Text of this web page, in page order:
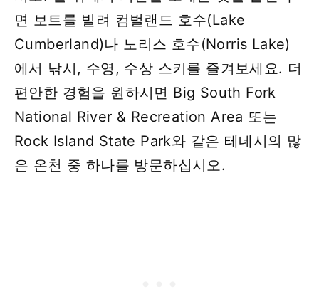
면 보트를 빌려 컴벌랜드 호수(Lake
Cumberland)나 노리스 호수(Norris Lake)
에서 낚시, 수영, 수상 스키를 즐겨보세요. 더
편안한 경험을 원하시면 Big South Fork
National River & Recreation Area 또는
Rock Island State Park와 같은 테네시의 많
은 온천 중 하나를 방문하십시오.